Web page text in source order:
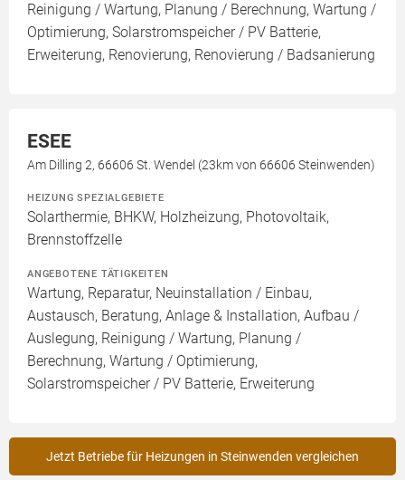
Reinigung / Wartung, Planung / Berechnung, Wartung /
Optimierung, Solarstromspeicher / PV Batterie,
Erweiterung, Renovierung, Renovierung / Badsanierung
ESEE
Am Dilling 2, 66606 St. Wendel (23km von 66606 Steinwenden)
HEIZUNG SPEZIALGEBIETE
Solarthermie, BHKW, Holzheizung, Photovoltaik,
Brennstoffzelle
ANGEBOTENE TÄTIGKEITEN
Wartung, Reparatur, Neuinstallation / Einbau,
Austausch, Beratung, Anlage & Installation, Aufbau /
Auslegung, Reinigung / Wartung, Planung /
Berechnung, Wartung / Optimierung,
Solarstromspeicher / PV Batterie, Erweiterung
Jetzt Betriebe für Heizungen in Steinwenden vergleichen